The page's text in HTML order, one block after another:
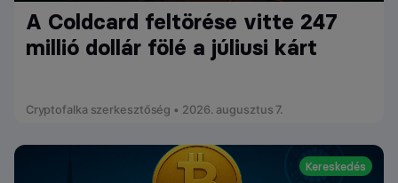
A Coldcard feltörése vitte 247
millió dollár fölé a júliusi kárt
Cryptofalka szerkesztőség • 2026. augusztus 7.
Kereskedés